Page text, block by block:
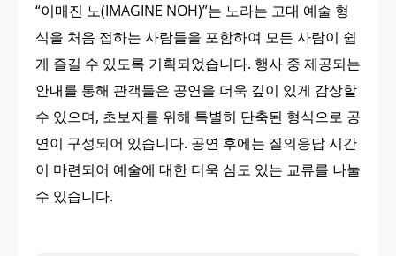
“이매진 노(IMAGINE NOH)”는 노라는 고대 예술 형
식을 처음 접하는 사람들을 포함하여 모든 사람이 쉽
게 즐길 수 있도록 기획되었습니다. 행사 중 제공되는
안내를 통해 관객들은 공연을 더욱 깊이 있게 감상할
수 있으며, 초보자를 위해 특별히 단축된 형식으로 공
연이 구성되어 있습니다. 공연 후에는 질의응답 시간
이 마련되어 예술에 대한 더욱 심도 있는 교류를 나눌
수 있습니다.